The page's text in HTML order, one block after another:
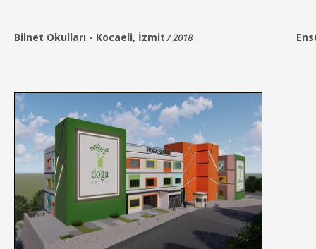
Bilnet Okulları - Kocaeli, İzmit / 2018